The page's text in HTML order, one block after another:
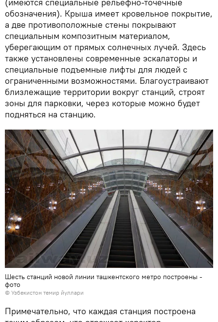
обозначения). Крыша имеет кровельное покрытие,
а две противоположные стены покрывают
специальным композитным материалом,
уберегающим от прямых солнечных лучей. Здесь
также установлены современные эскалаторы и
специальные подъемные лифты для людей с
ограниченными возможностями. Благоустраивают
близлежащие территории вокруг станций, строят
зоны для парковки, через которые можно будет
подняться на станцию.
Шесть станций новой линии ташкентского метро построены -
фото
© Узбекистон темир йуллари
Примечательно, что каждая станция построена